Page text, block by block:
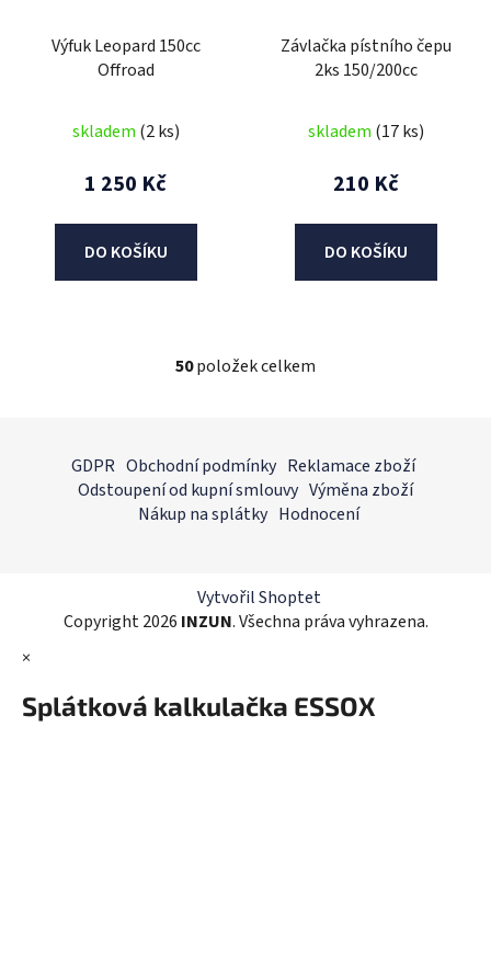
Výfuk Leopard 150cc
Offroad
skladem (2 ks)
1 250 Kč
DO KOŠÍKU
Závlačka pístního čepu
2ks 150/200cc
skladem (17 ks)
210 Kč
DO KOŠÍKU
O
d
a
c
r
v
v
ý
50položek celkem
GDPR Obchodní podmínky Reklamace zboží
Odstoupení od kupní smlouvy Výměna zboží
Nákup na splátky Hodnocení
Vytvořil Shoptet
Copyright 2026 INZUN. Všechna práva vyhrazena.
×
Splátková kalkulačka ESSOX